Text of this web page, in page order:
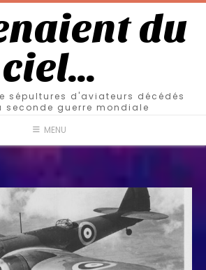
du
ciel…
sépultures d'aviateurs décédés
seconde guerre mondiale
MENU